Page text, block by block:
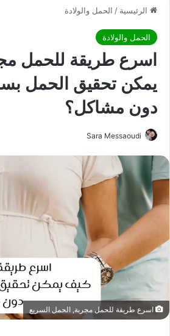
الرئيسية / الحمل والولادة
الحمل والولادة
اسرع طريقة للحمل
يمكن تحقيق الحمل
دون مشاكل؟
Sara Messaoudi
اسرع طريقة للحمل مجربة, الحمل السريع